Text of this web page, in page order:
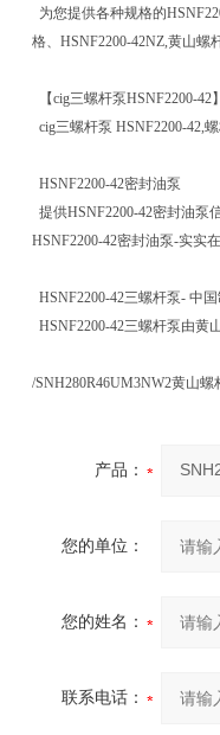
为您提供各种规格的
格、HSNF2200-42NZ,黄山螺
【cig三螺杆泵HSNF2200-42
cig三螺杆泵 HSNF2200-42,
HSNF2200-42密封油泵
提供HSNF2200-42密封油泵
HSNF2200-42密封油泵-实实
HSNF2200-42三螺杆泵- 中
HSNF2200-42三螺杆泵由黄
/SNH280R46UM3NW2黄山
产品：
您的单位：
您的姓名：
联系电话：